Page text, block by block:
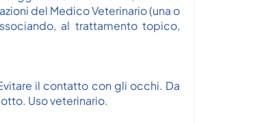
del Medico Veterinario (una o
al trattamento topico,
il contatto con gli occhi. Da
Uso veterinario.